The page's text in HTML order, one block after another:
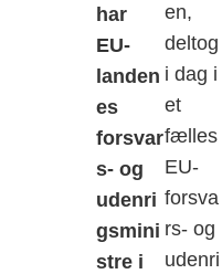
har
EU-
landen
es
forsvar
s- og
udenri
gsmini
stre i
en,
deltog
i dag i
et
fælles
EU-
forsva
rs- og
udenri